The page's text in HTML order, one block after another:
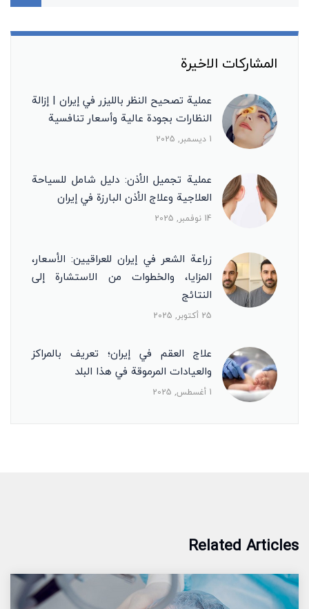
المشاركات الاخيرة
عملية تصحيح النظر بالليزر في إيران | إزالة
النظارات بجودة عالية وأسعار تنافسية
1 ديسمبر, 2025
عملية تجميل الأذن: دليل شامل للسياحة
العلاجية وعلاج الأذن البارزة في إيران
14 نوفمبر, 2025
زراعة الشعر في إيران للعراقيين: الأسعار،
المزايا، والخطوات من الاستشارة إلى
النتائج
25 أكتوبر, 2025
علاج العقم في إيران؛ تعريف بالمراكز
والعيادات المرموقة في هذا البلد
1 أغسطس, 2025
Related Articles